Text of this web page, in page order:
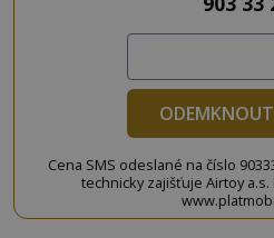
Cena SMS odeslané na číslo
technicky zajišťuje Airtoy a.s.